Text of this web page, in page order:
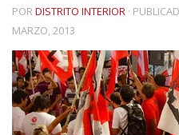
PORDISTRITO INTERIOR ·
MARZO, 2013